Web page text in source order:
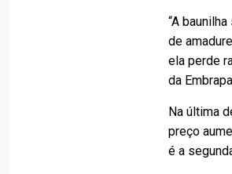
“A
de
ela perde
da
Na última
preço
é a